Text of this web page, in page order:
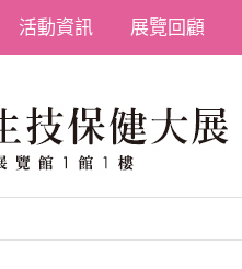
活動資訊 展覽回顧